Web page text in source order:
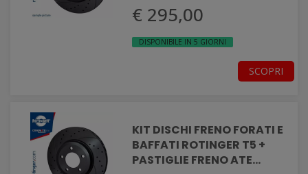
€ 295,00
DISPONIBILE IN 5 GIORNI
SCOPRI
KIT DISCHI FRENO FORATI E
BAFFATI ROTINGER T5 +
PASTIGLIE FRENO ATE